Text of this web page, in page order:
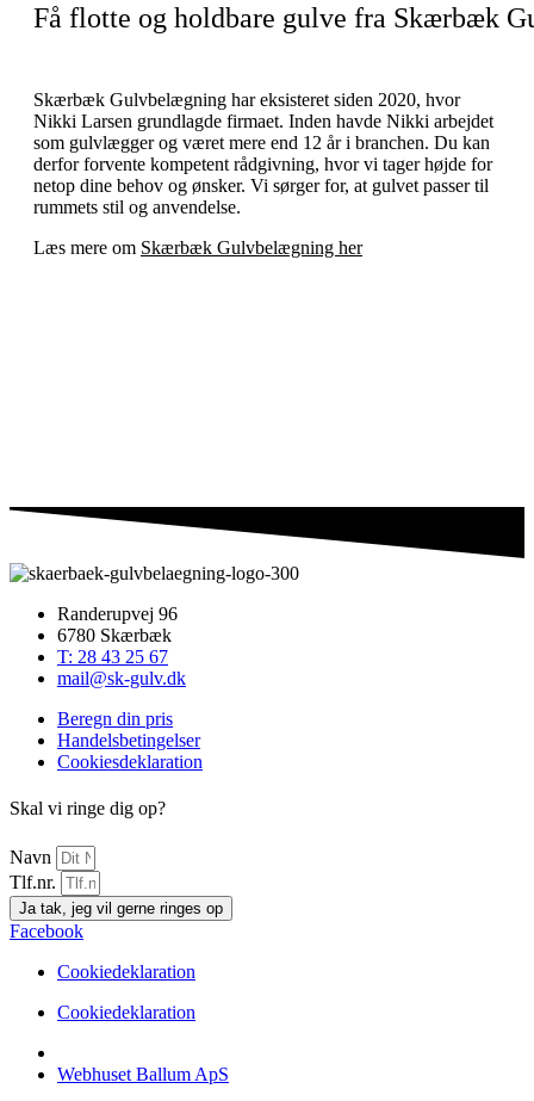
Få flotte og holdbare gulve fra Skærbæk
Skærbæk Gulvbelægning har eksisteret siden 2020, hvor
Nikki Larsen grundlagde firmaet. Inden havde Nikki arbejdet
som gulvlægger og været mere end 12 år i branchen. Du kan
derfor forvente kompetent rådgivning, hvor vi tager højde for
netop dine behov og ønsker. Vi sørger for, at gulvet passer til
rummets stil og anvendelse.
Læs mere om Skærbæk Gulvbelægning her
Randerupvej 96
6780 Skærbæk
T: 28 43 25 67
mail@sk-gulv.dk
Beregn din pris
Handelsbetingelser
Cookiesdeklaration
Skal vi ringe dig op?
Navn
Tlf.nr.
Ja tak, jeg vil gerne ringes op
Facebook
Cookiedeklaration
Cookiedeklaration
Webhuset Ballum ApS